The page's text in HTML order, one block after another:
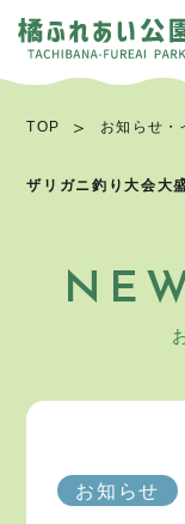
TOP お知らせ・
ザリガニ釣り大会大
お知らせ